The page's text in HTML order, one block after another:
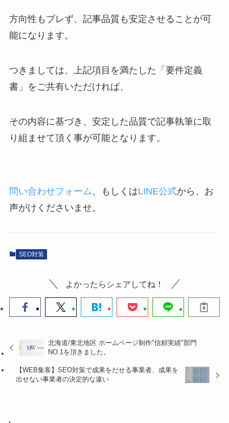
方向性もブレず、記事品質も安定させることが可
能になります。
つきましては、上記項目を満たした「要件定義
書」をご共有いただければ、
その内容に基づき、安定した品質で記事執筆に取
り組ませて頂く事が可能となります。
問い合わせフォーム 、もしくはLINE公式から、お
声がけくださいませ。
SEO対策
よかったらシェアしてね！
北海道/東北地区 ホームページ制作"信頼実績"部門
NO.1を頂きました。
【WEB集客】SEO対策で成果をだせる事業者、成果を
出せない事業者の決定的な違い